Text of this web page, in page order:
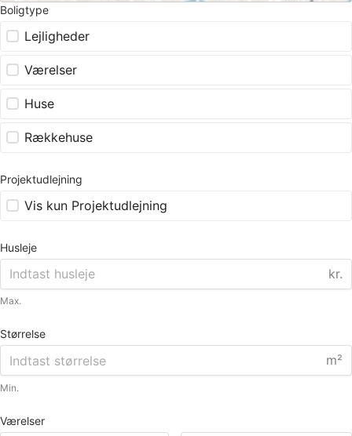
Boligtype
Lejligheder
Værelser
Huse
Rækkehuse
Projektudlejning
Vis kun Projektudlejning
Husleje
kr.
Max.
Størrelse
m²
Min.
Værelser